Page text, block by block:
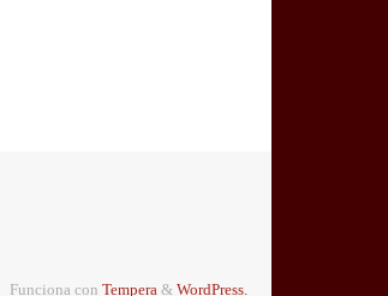
Funciona con Tempera & WordPress.